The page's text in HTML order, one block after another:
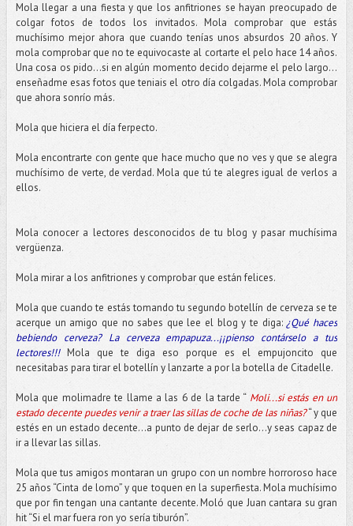
Mola llegar a una fiesta y que los anfitriones se hayan preocupado de
colgar fotos de todos los invitados. Mola comprobar que estás
muchísimo mejor ahora que cuando tenías unos absurdos 20 años. Y
mola comprobar que no te equivocaste al cortarte el pelo hace 14 años.
Una cosa os pido...si en algún momento decido dejarme el pelo largo…
enseñadme esas fotos que teniais el otro día colgadas. Mola comprobar
que ahora sonrío más.
Mola que hiciera el día ferpecto.
Mola encontrarte con gente que hace mucho que no ves y que se alegra
muchísimo de verte, de verdad. Mola que tú te alegres igual de verlos a
ellos.
Mola conocer a lectores desconocidos de tu blog y pasar muchísima
vergüenza.
Mola mirar a los anfitriones y comprobar que están felices.
Mola que cuando te estás tomando tu segundo botellín de cerveza se te
acerque un amigo que no sabes que lee el blog y te diga:¿Qué haces
bebiendo cerveza? La cerveza empapuza...¡¡pienso contárselo a tus
lectores!!!Mola que te diga eso porque es el empujoncito que
necesitabas para tirar el botellín y lanzarte a por la botella de Citadelle.
Mola que molimadre te llame a las 6 de la tarde “ Moli...si estás en un
estado decente puedes venir a traer las sillas de coche de las niñas?“ y que
estés en un estado decente...a punto de dejar de serlo...y seas capaz de
ir a llevar las sillas.
Mola que tus amigos montaran un grupo con un nombre horroroso hace
25 años “Cinta de lomo” y que toquen en la superfiesta. Mola muchísimo
que por fin tengan una cantante decente. Moló que Juan cantara su gran
hit “Si el mar fuera ron yo sería tiburón”.